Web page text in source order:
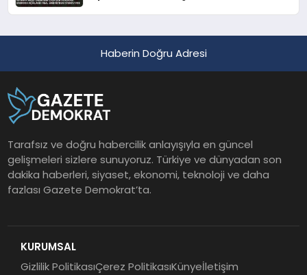
Haberin Doğru Adresi
Tarafsız ve doğru habercilik anlayışıyla en güncel
gelişmeleri sizlere sunuyoruz. Türkiye ve dünyadan son
dakika haberleri, siyaset, ekonomi, teknoloji ve daha
fazlası Gazete Demokrat’ta.
KURUMSAL
Gizlilik PolitikasıÇerez PolitikasıKünyeİletişim